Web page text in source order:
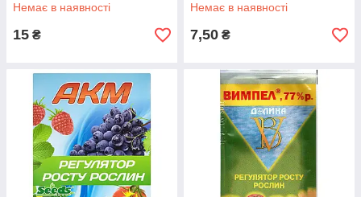
Немає в наявності
15 ₴
Немає в наявності
7,50 ₴